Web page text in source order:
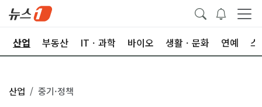
산업 부동산 ITㆍ과학 바이오 생활ㆍ문화 연예 스
산업 중기·정책